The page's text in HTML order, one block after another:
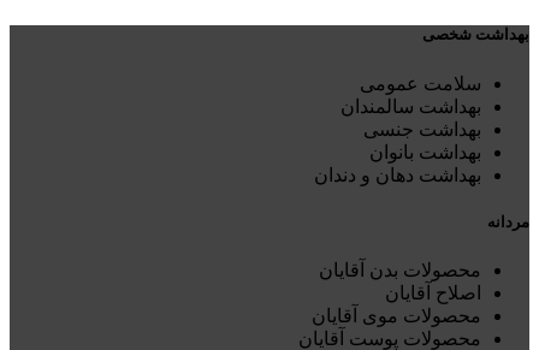
بهداشت شخصی
سلامت عمومی
بهداشت سالمندان
بهداشت جنسی
بهداشت بانوان
بهداشت دهان و دندان
مردانه
محصولات بدن آقایان
اصلاح آقایان
محصولات موی آقایان
محصولات پوست آقایان